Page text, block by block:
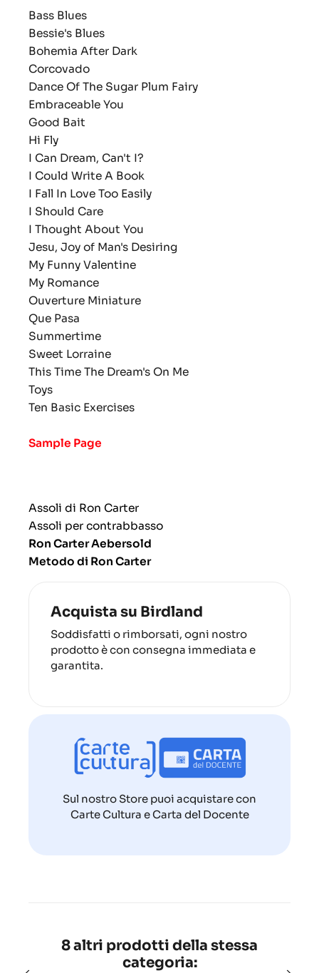
Bass Blues
Bessie's Blues
Bohemia After Dark
Corcovado
Dance Of The Sugar Plum Fairy
Embraceable You
Good Bait
Hi Fly
I Can Dream, Can't I?
I Could Write A Book
I Fall In Love Too Easily
I Should Care
I Thought About You
Jesu, Joy of Man's Desiring
My Funny Valentine
My Romance
Ouverture Miniature
Que Pasa
Summertime
Sweet Lorraine
This Time The Dream's On Me
Toys
Ten Basic Exercises
Sample Page
Assoli di Ron Carter
Assoli per contrabbasso
Ron Carter Aebersold
Metodo di Ron Carter
Acquista su Birdland
Soddisfatti o rimborsati, ogni nostro
prodotto è con consegna immediata e
garantita.
Sul nostro Store puoi acquistare con
Carte Cultura e Carta del Docente
8 altri prodotti della stessa
categoria: